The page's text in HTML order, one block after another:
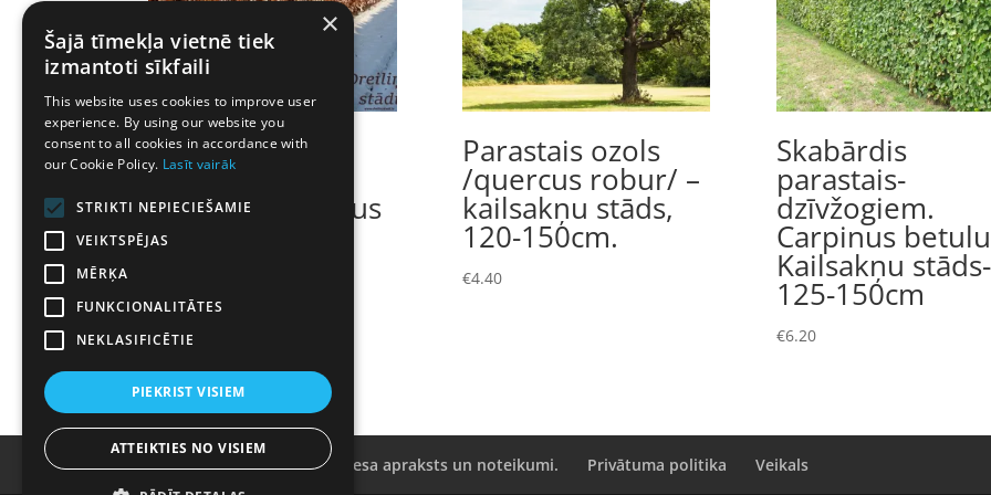
Eiropas
dižskabārdis-
dzīvžogam. Fagus
silvatica.
100-125cm
€4.10
Parastais ozols
/quercus robur/ –
kailsakņu stāds,
120-150cm.
€4.40
Skabārdis
parastais-
dzīvžogiem.
Carpinus
Kailsakņu stāds-
125-150cm
€6.20
Kailsakņu rezervācijas procesa apraksts un noteikumi. Privātuma politika Veikals
×
Šajā tīmekļa vietnē tiek
izmantoti sīkfaili
This website uses cookies to improve user
experience. By using our website you
consent to all cookies in accordance with
our Cookie Policy. Lasīt vairāk
STRIKTI NEPIECIEŠAMIE
VEIKTSPĒJAS
MĒRĶA
FUNKCIONALITĀTES
NEKLASIFICĒTIE
PIEKRIST VISIEM
ATTEIKTIES NO VISIEM